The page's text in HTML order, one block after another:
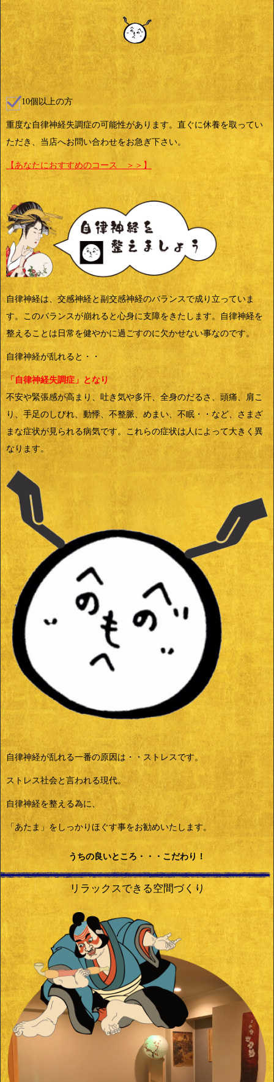
10個以上の方
重度な自律神経失調症の可能性があります。直ぐに休養を取ってい
ただき、当店へお問い合わせをお急ぎ下さい。
【あなたにおすすめのコース ＞＞】
自律神経は、交感神経と副交感神経のバランスで成り立っていま
す。このバランスが崩れると心身に支障をきたします。自律神経を
整えることは日常を健やかに過ごすのに欠かせない事なのです。
自律神経が乱れると・・
「自律神経失調症」となり
不安や緊張感が高まり、吐き気や多汗、全身のだるさ、頭痛、肩こ
り、手足のしびれ、動悸、不整脈、めまい、不眠・・など、さまざ
まな症状が見られる病気です。これらの症状は人によって大きく異
なります。
自律神経が乱れる一番の原因は・・ストレスです。
ストレス社会と言われる現代。
自律神経を整える為に、
「あたま」をしっかりほぐす事をお勧めいたします。
うちの良いところ・・・こだわり！
リラックスできる空間づくり